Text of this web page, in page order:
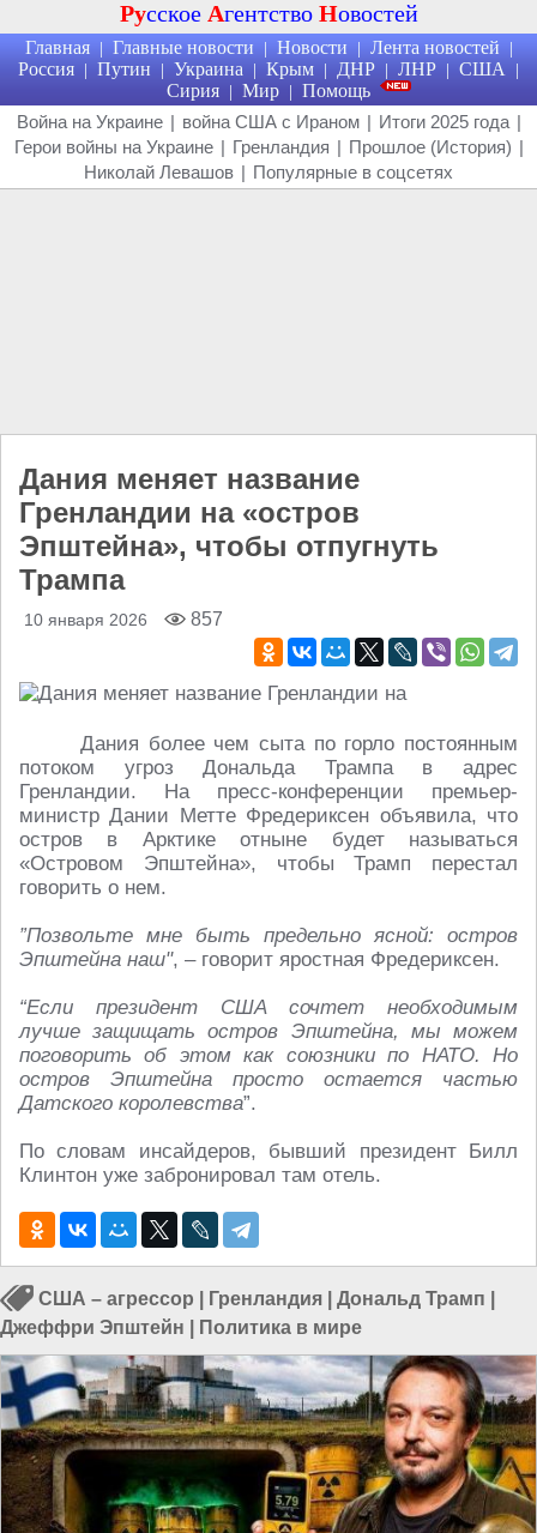
Русское Агентство Новостей
Главная | Главные новости | Новости | Лента новостей |
Россия | Путин | Украина | Крым | ДНР | ЛНР | США |
Сирия | Мир | Помощь
Война на Украине | война США с Ираном | Итоги 2025 года |
Герои войны на Украине | Гренландия | Прошлое (История) |
Николай Левашов | Популярные в соцсетях
Дания меняет название
Гренландии на «остров
Эпштейна», чтобы отпугнуть
Трампа
10 января 2026 857
Дания более чем сыта по горло постоянным
потоком угроз Дональда Трампа в адрес
Гренландии. На пресс-конференции премьер-
министр Дании Метте Фредериксен объявила, что
остров в Арктике отныне будет называться
«Островом Эпштейна», чтобы Трамп перестал
говорить о нем.
”Позвольте мне быть предельно ясной: остров
Эпштейна наш", – говорит яростная Фредериксен.
“Если президент США сочтет необходимым
лучше защищать остров Эпштейна, мы можем
поговорить об этом как союзники по НАТО. Но
остров Эпштейна просто остается частью
Датского королевства”.
По словам инсайдеров, бывший президент Билл
Клинтон уже забронировал там отель.
США – агрессор Гренландия Дональд Трамп
Джеффри Эпштейн
Политика в мире